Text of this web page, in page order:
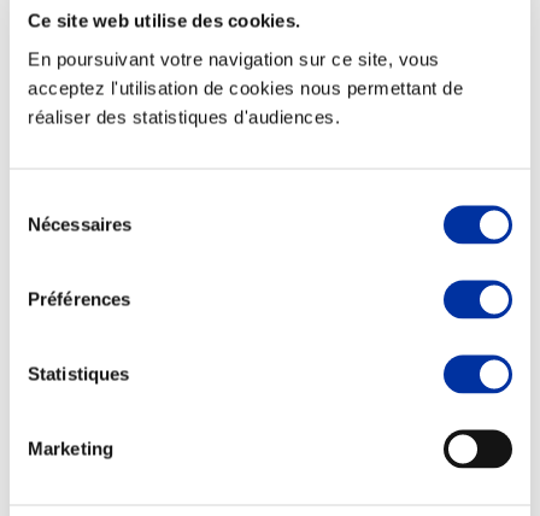
Ce site web utilise des cookies.
En poursuivant votre navigation sur ce site, vous
acceptez l'utilisation de cookies nous permettant de
réaliser des statistiques d'audiences.
Nécessaires
Préférences
Statistiques
Marketing
Environnement & Territoires